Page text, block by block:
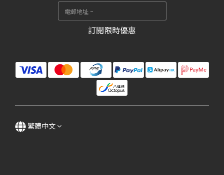
訂閱限時優惠
繁體中文